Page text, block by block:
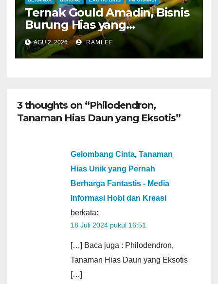
Ternak Gould Amadin, Bisnis
Burung Hias yang
Menguntungkan
AGU 2, 2026 RAMLEE
3 thoughts on “Philodendron,
Tanaman Hias Daun yang Eksotis”
Gelombang Cinta, Tanaman
Hias Unik yang Pernah
Berharga Fantastis - Media
Informasi Hobi dan Kreasi
berkata:
18 Juli 2024 pukul 16:51
[…] Baca juga : Philodendron,
Tanaman Hias Daun yang Eksotis
[…]